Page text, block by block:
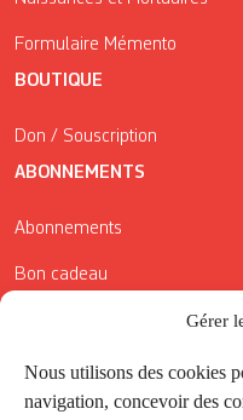
Gérer
Nous utilisons des cookies
navigation, concevoir des
Formulaire Mémento
BOUTIQUE
Don / Souscription
ABONNEMENTS
Abonnements
Bon cadeau
Conditions générales de
Réductions de la Carte Côté
Application